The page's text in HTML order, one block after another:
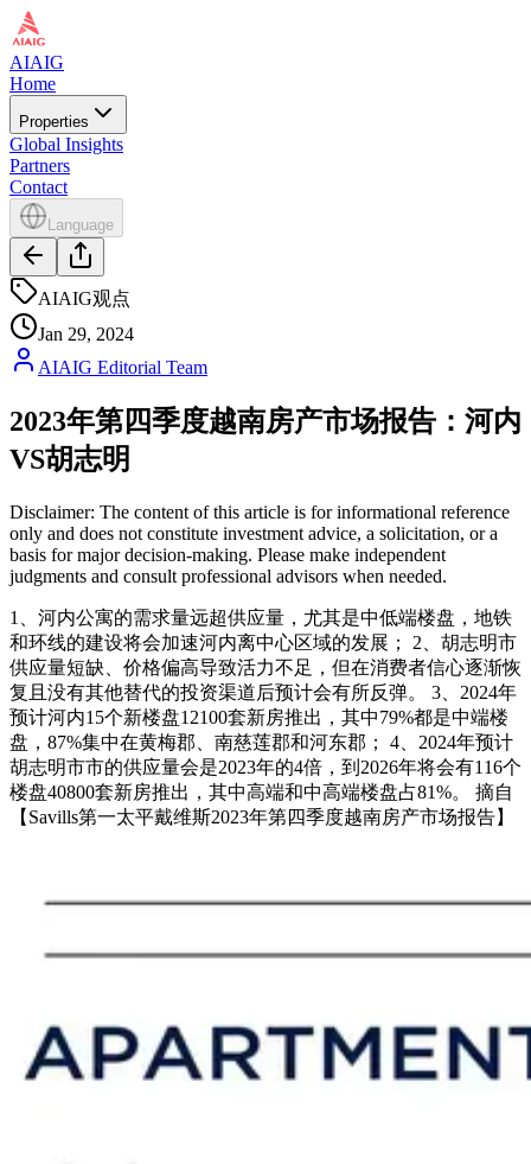
AIAIG
Home
Properties
Global Insights
Partners
Contact
Language
AIAIG观点
Jan 29, 2024
AIAIG Editorial Team
2023年第四季度越南房产市场报告：河内
VS胡志明
Disclaimer: The content of this article is for informational reference
only and does not constitute investment advice, a solicitation, or a
basis for major decision-making. Please make independent
judgments and consult professional advisors when needed.
1、河内公寓的需求量远超供应量，尤其是中低端楼盘，地铁
和环线的建设将会加速河内离中心区域的发展； 2、胡志明市
供应量短缺、价格偏高导致活力不足，但在消费者信心逐渐恢
复且没有其他替代的投资渠道后预计会有所反弹。 3、2024年
预计河内15个新楼盘12100套新房推出，其中79%都是中端楼
盘，87%集中在黄梅郡、南慈莲郡和河东郡； 4、2024年预计
胡志明市市的供应量会是2023年的4倍，到2026年将会有116个
楼盘40800套新房推出，其中高端和中高端楼盘占81%。 摘自
【Savills第一太平戴维斯2023年第四季度越南房产市场报告】